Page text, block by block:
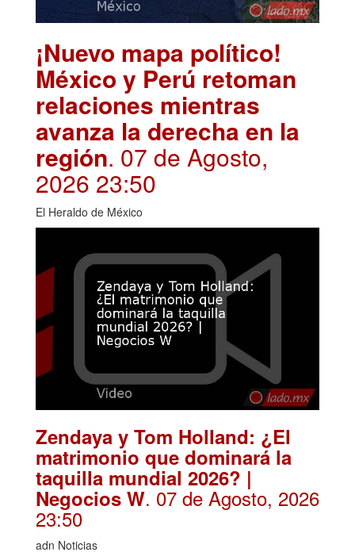
¡Nuevo mapa político!
México y Perú retoman
relaciones mientras
avanza la derecha en la
región. 07 de Agosto,
2026 23:50
El Heraldo de México
Zendaya y Tom Holland: ¿El
matrimonio que dominará la
taquilla mundial 2026? |
Negocios W. 07 de Agosto, 2026
23:50
adn Noticias